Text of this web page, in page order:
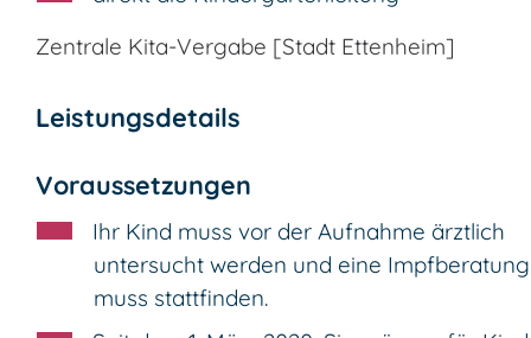
Zentrale Kita-Vergabe [Stadt Ettenheim]
Leistungsdetails
Voraussetzungen
Ihr Kind muss vor der Aufnahme ärztlich
untersucht werden und eine Impfberatung
muss stattfinden.